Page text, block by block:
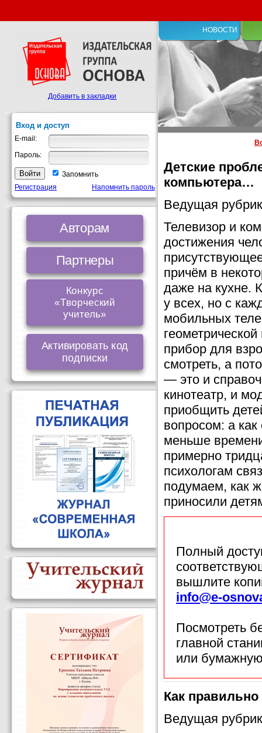
НОВОСТИ
Детские
компьютера…
Ведущая
Телевизор и
достижения
причём в
даже на кухне.
у всех, но с
мобильных
прибор для
смотреть, а
— это и
кинотеатр, и
приобщить
вопросом: а
меньше
примерно
психологам
подумаем, как
приносили
Полный
вышлите
info@e-
Посмотреть
главной
или
Как
Ведущая
Добавить в закладки
Вход и доступ
E-mail:
Пароль:
Запомнить
Регистрация
Напомнить пароль
Авторам
Партнеры
Конкурс
«Творческий
учитель»
Активировать код
подписки